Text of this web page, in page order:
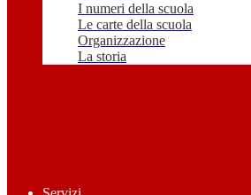
I numeri della scuola
Le carte della scuola
Organizzazione
La storia